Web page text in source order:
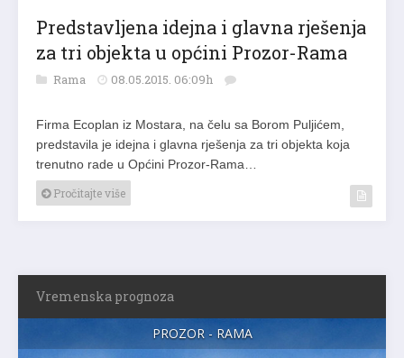
Predstavljena idejna i glavna rješenja
za tri objekta u općini Prozor-Rama
Rama 08.05.2015. 06:09h
Firma Ecoplan iz Mostara, na čelu sa Borom Puljićem,
predstavila je idejna i glavna rješenja za tri objekta koja
trenutno rade u Općini Prozor-Rama…
Pročitajte više
Vremenska prognoza
PROZOR - RAMA